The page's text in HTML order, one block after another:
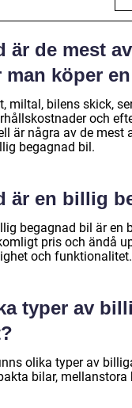
är de mest
man köper
miltal, bilens skick,
och
är några av de mest
begagnad bil.
är en billig
begagnad bil är en
pris och ändå
och funktionalitet.
typer av
olika typer av
bilar, mellanstora